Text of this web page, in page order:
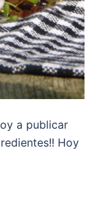
a publicar
Hoy